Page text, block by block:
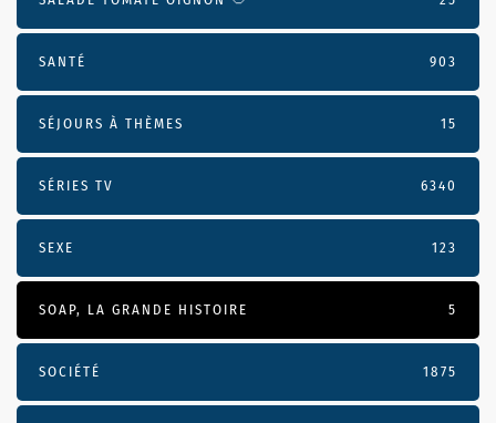
SANTÉ 903
SÉJOURS À THÈMES 15
SÉRIES TV 6340
SEXE 123
SOAP, LA GRANDE HISTOIRE 5
SOCIÉTÉ 1875